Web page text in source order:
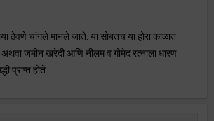
ठेवणे चांगले मानले जाते. या सोबतच या होरा काळात
जमीन खरेदी आणि नीलम व गोमेद रत्नाला धारण
प्राप्त होते.